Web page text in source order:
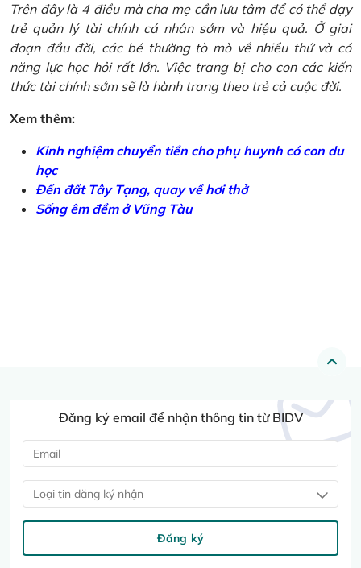
Trên đây là 4 điều mà cha mẹ cần lưu tâm để có thể dạy
trẻ quản lý tài chính cá nhân sớm và hiệu quả. Ở giai
đoạn đầu đời, các bé thường tò mò về nhiều thứ và có
năng lực học hỏi rất lớn. Việc trang bị cho con các kiến
thức tài chính sớm sẽ là hành trang theo trẻ cả cuộc đời.
Xem thêm:
Kinh nghiệm chuyển tiền cho phụ huynh có con du
học
Đến đất Tây Tạng, quay về hơi thở
Sống êm đềm ở Vũng Tàu
Đăng ký email để nhận thông tin từ BIDV
Loại tin đăng ký nhận
Đăng ký